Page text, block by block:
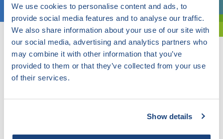
We use cookies to personalise content and ads, to
provide social media features and to analyse our traffic.
We also share information about your use of our site with
our social media, advertising and analytics partners who
may combine it with other information that you’ve
provided to them or that they’ve collected from your use
of their services.
Show details
Bent u oriënterend? Gebruik dan onze filter.